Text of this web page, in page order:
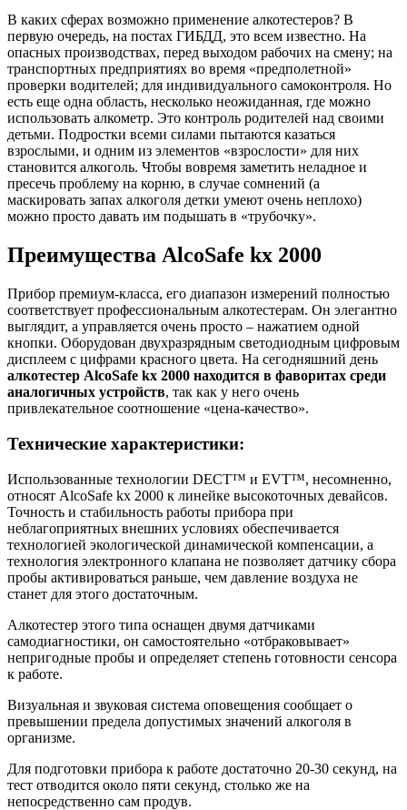
В каких сферах возможно применение алкотестеров? В
первую очередь, на постах ГИБДД, это всем известно. На
опасных производствах, перед выходом рабочих на смену; на
транспортных предприятиях во время «предполетной»
проверки водителей; для индивидуального самоконтроля. Но
есть еще одна область, несколько неожиданная, где можно
использовать алкометр. Это контроль родителей над своими
детьми. Подростки всеми силами пытаются казаться
взрослыми, и одним из элементов «взрослости» для них
становится алкоголь. Чтобы вовремя заметить неладное и
пресечь проблему на корню, в случае сомнений (а
маскировать запах алкоголя детки умеют очень неплохо)
можно просто давать им подышать в «трубочку».
Преимущества AlcoSafe kx 2000
Прибор премиум-класса, его диапазон измерений полностью
соответствует профессиональным алкотестерам. Он элегантно
выглядит, а управляется очень просто – нажатием одной
кнопки. Оборудован двухразрядным светодиодным цифровым
дисплеем с цифрами красного цвета. На сегодняшний день
алкотестер AlcoSafe kx 2000 находится в фаворитах среди
аналогичных устройств, так как у него очень
привлекательное соотношение «цена-качество».
Технические характеристики:
Использованные технологии DECT™ и EVT™, несомненно,
относят AlcoSafe kx 2000 к линейке высокоточных девайсов.
Точность и стабильность работы прибора при
неблагоприятных внешних условиях обеспечивается
технологией экологической динамической компенсации, а
технология электронного клапана не позволяет датчику сбора
пробы активироваться раньше, чем давление воздуха не
станет для этого достаточным.
Алкотестер этого типа оснащен двумя датчиками
самодиагностики, он самостоятельно «отбраковывает»
непригодные пробы и определяет степень готовности сенсора
к работе.
Визуальная и звуковая система оповещения сообщает о
превышении предела допустимых значений алкоголя в
организме.
Для подготовки прибора к работе достаточно 20-30 секунд, на
тест отводится около пяти секунд, столько же на
непосредственно сам продув.